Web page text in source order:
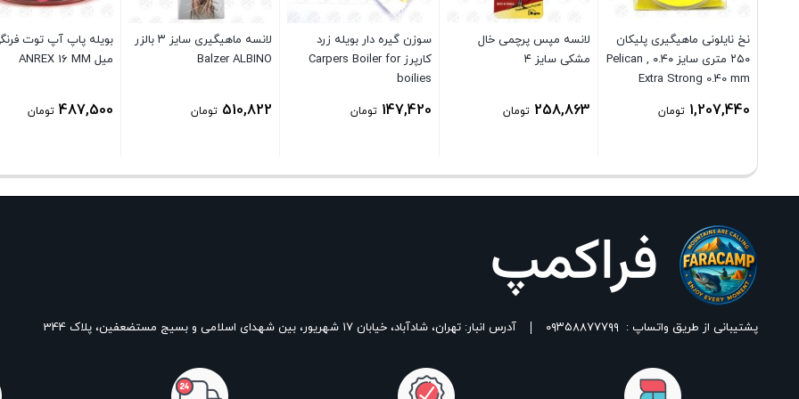
نخ نایلونی ماهیگیری پلیکان
۲۵۰ متری سایز ۰.۴۰ , Pelican
Extra Strong 0.40 mm
1,207,440 تومان
لانسه مپس پرچمی خال
مشکی سایز ۴
258,863 تومان
سوزن گیره دار بویله زرد
کارپرز Carpers Boiler for
boilies
147,420 تومان
لانسه ماهیگیری سایز ۳ بالزر
Balzer ALBINO
510,822 تومان
میل ANREX 16 MM
487,500 تومان
پشتیبانی از طریق واتساپ :۰۹۳۵۸۸۷۷۷۹۹ آدرس انبار: تهران، شادآباد، خیابان ١٧ شهریور، بین شهدای اسلامی و بسیج مستضعفین، پلاک 344